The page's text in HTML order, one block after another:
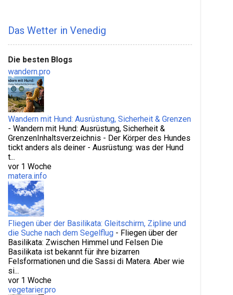
Das Wetter in Venedig
Die besten Blogs
wandern.pro
Wandern mit Hund: Ausrüstung, Sicherheit & Grenzen
- Wandern mit Hund: Ausrüstung, Sicherheit &
GrenzenInhaltsverzeichnis - Der Körper des Hundes
tickt anders als deiner - Ausrüstung: was der Hund
t...
vor 1 Woche
matera.info
Fliegen über der Basilikata: Gleitschirm, Zipline und
die Suche nach dem Segelflug - Fliegen über der
Basilikata: Zwischen Himmel und Felsen Die
Basilikata ist bekannt für ihre bizarren
Felsformationen und die Sassi di Matera. Aber wie
si...
vor 1 Woche
vegetarier.pro